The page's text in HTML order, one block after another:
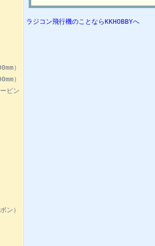
）
）
ビン
ン）
ラジコン飛行機のことならKKHOBBYへ